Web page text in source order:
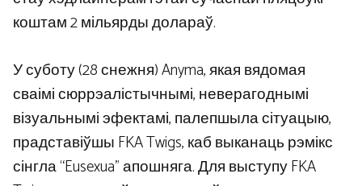
коштам 2 мільярды долараў.
У суботу (28 снежня) Anyma, якая вядомая
сваімі сюррэалістычнымі, неверагоднымі
візуальнымі эфектамі, палепшыла сітуацыю,
прадставіўшы FKA Twigs, каб выканаць рэмікс
сінгла “Eusexua” апошняга. Для выступу FKA